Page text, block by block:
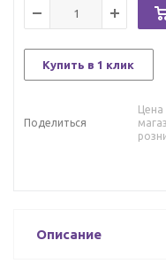
Купить в 1 клик
Поделиться
Цена
Описание